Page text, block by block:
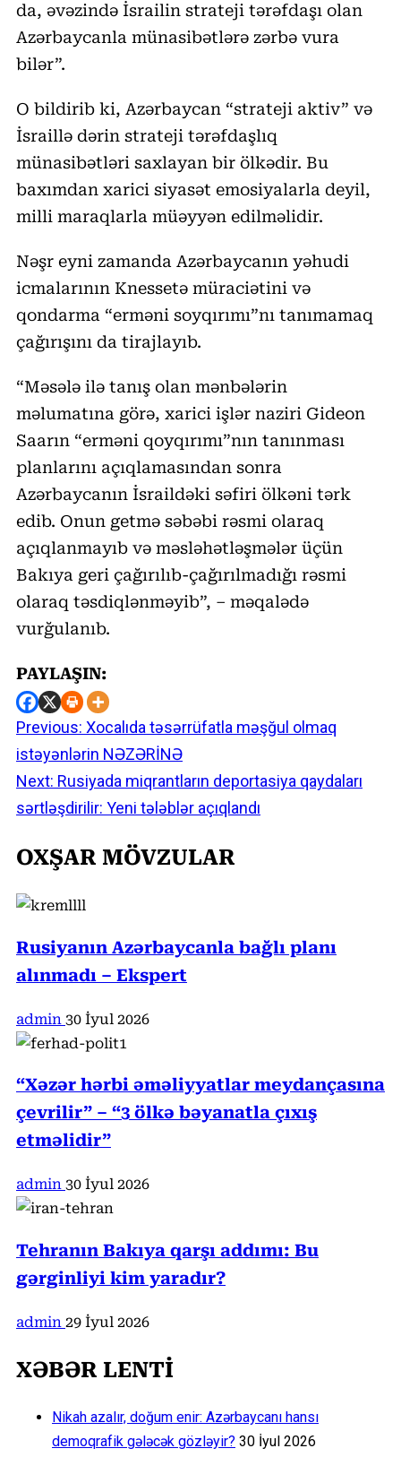
da, əvəzində İsrailin strateji tərəfdaşı olan
Azərbaycanla münasibətlərə zərbə vura
bilər”.
O bildirib ki, Azərbaycan “strateji aktiv” və
İsraillə dərin strateji tərəfdaşlıq
münasibətləri saxlayan bir ölkədir. Bu
baxımdan xarici siyasət emosiyalarla deyil,
milli maraqlarla müəyyən edilməlidir.
Nəşr eyni zamanda Azərbaycanın yəhudi
icmalarının Knessetə müraciətini və
qondarma “erməni soyqırımı”nı tanımamaq
çağırışını da tirajlayıb.
“Məsələ ilə tanış olan mənbələrin
məlumatına görə, xarici işlər naziri Gideon
Saarın “erməni qoyqırımı”nın tanınması
planlarını açıqlamasından sonra
Azərbaycanın İsraildəki səfiri ölkəni tərk
edib. Onun getmə səbəbi rəsmi olaraq
açıqlanmayıb və məsləhətləşmələr üçün
Bakıya geri çağırılıb-çağırılmadığı rəsmi
olaraq təsdiqlənməyib”, – məqalədə
vurğulanıb.
PAYLAŞIN:
Continue
Reading
Previous: Xocalıda təsərrüfatla məşğul olmaq
istəyənlərin NƏZƏRİNƏ
Next: Rusiyada miqrantların deportasiya qaydaları
sərtləşdirilir: Yeni tələblər açıqlandı
OXŞAR MÖVZULAR
Rusiyanın Azərbaycanla bağlı planı
alınmadı – Ekspert
admin 30 İyul 2026
“Xəzər hərbi əməliyyatlar meydançasına
çevrilir” – “3 ölkə bəyanatla çıxış
etməlidir”
admin 30 İyul 2026
Tehranın Bakıya qarşı addımı: Bu
gərginliyi kim yaradır?
admin 29 İyul 2026
XƏBƏR LENTİ
Nikah azalır, doğum enir: Azərbaycanı hansı
demoqrafik gələcək gözləyir? 30 İyul 2026